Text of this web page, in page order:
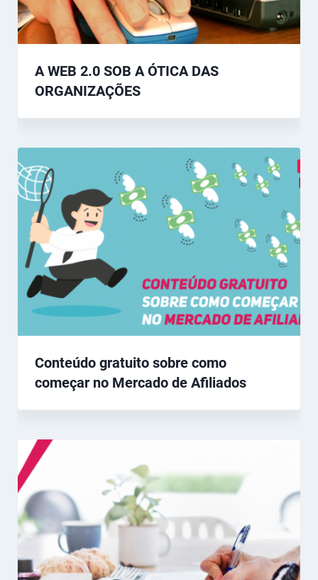
A WEB 2.0 SOB A ÓTICA DAS
ORGANIZAÇÕES
Conteúdo gratuito sobre como
começar no Mercado de Afiliados